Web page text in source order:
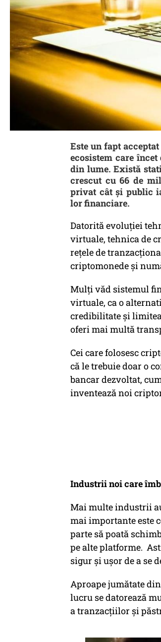
Este un fapt
ecosistem care
din lume. Există
crescut cu 66 de
privat cât și public
lor financiare.
Datorită evoluției
virtuale, tehnica de
rețele de
criptomonede și
Mulți văd sistemul
virtuale, ca o
credibilitate și
oferi mai multă
Cei care folosesc
că le trebuie doar o
bancar dezvoltat,
inventează noi
Industrii noi care
Mai multe industrii
mai importante este
parte să poată
pe alte platforme.
sigur și ușor de a se
Aproape jumătate
lucru se datorează
a tranzacțiilor și